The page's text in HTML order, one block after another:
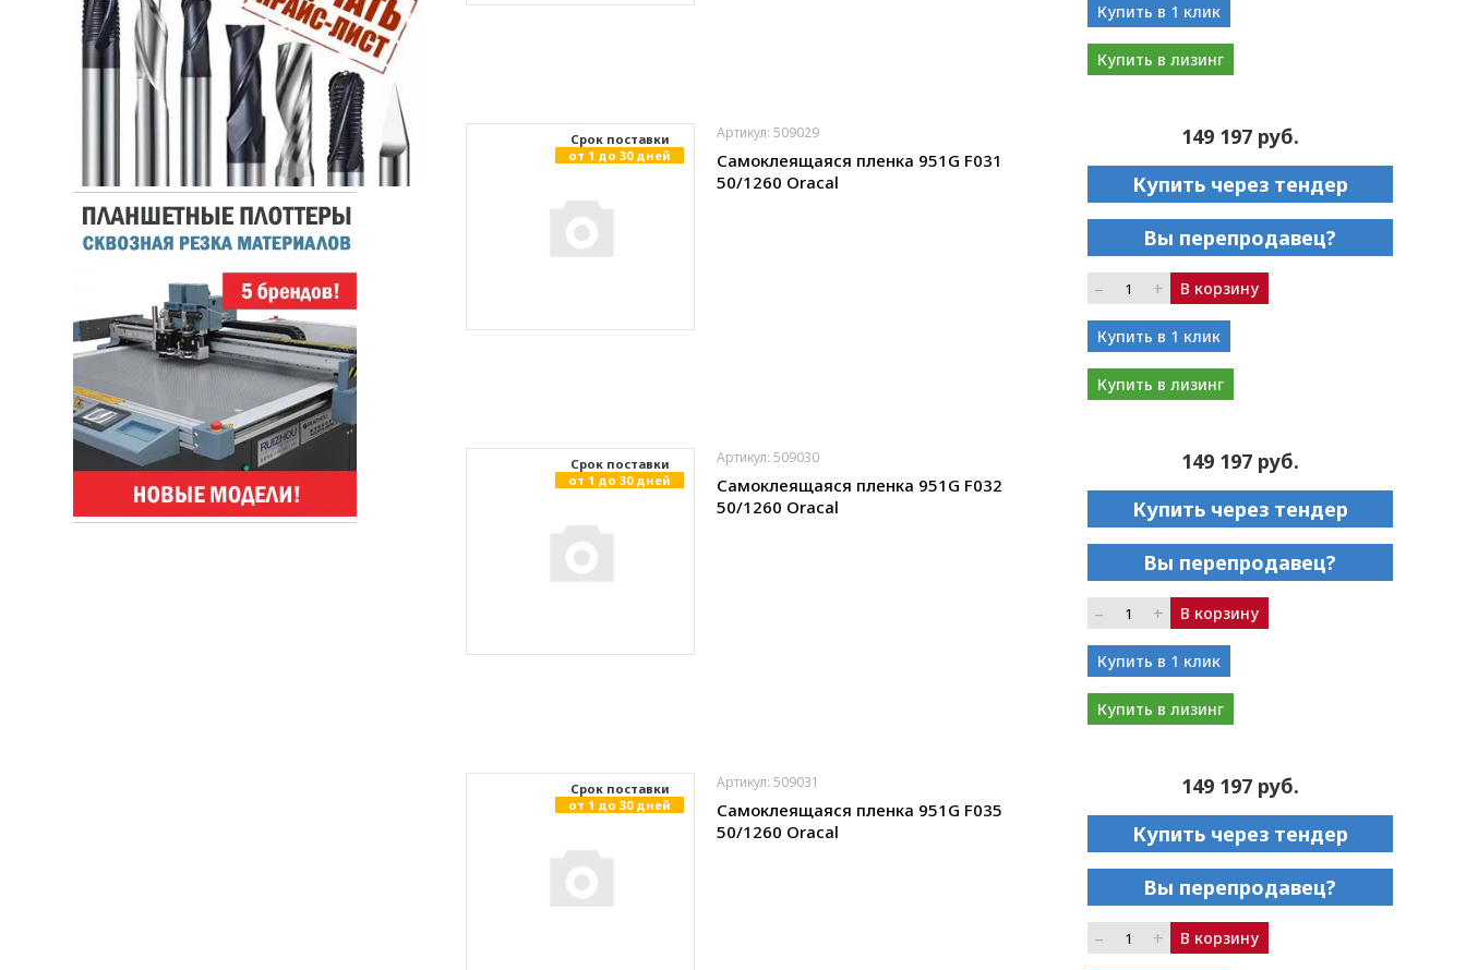
Купить в 1 клик
Купить в лизинг
Cрок поставки
от 1 до 30 дней
Артикул: 509029
Самоклеящаяся пленка 951G F031
50/1260 Oracal
149 197 руб.
Купить через тендер
Вы перепродавец?
– + В корзину
Купить в 1 клик
Купить в лизинг
Cрок поставки
от 1 до 30 дней
Артикул: 509030
Самоклеящаяся пленка 951G F032
50/1260 Oracal
149 197 руб.
Купить через тендер
Вы перепродавец?
– + В корзину
Купить в 1 клик
Купить в лизинг
Cрок поставки
от 1 до 30 дней
Артикул: 509031
Самоклеящаяся пленка 951G F035
50/1260 Oracal
149 197 руб.
Купить через тендер
Вы перепродавец?
– + В корзину